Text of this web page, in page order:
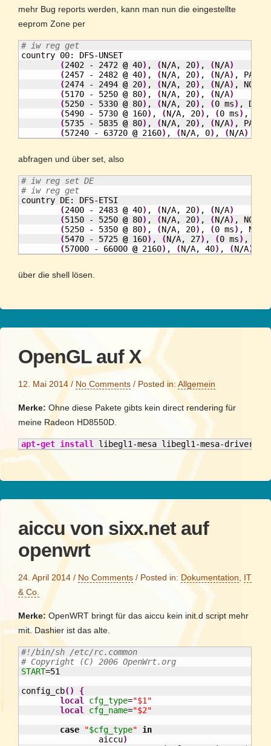
mehr Bug reports werden, kann man nun die eingestellte
eeprom Zone per
# iw reg get
country 00: DFS-UNSET
(2402 - 2472 @ 40) , (N/A, 20) , (N/A)
(2457 - 2482 @ 40) , (N/A, 20) , (N/A) ,
(2474 - 2494 @ 20) , (N/A, 20) , (N/A) , NO-
(5170 - 5250 @ 80) , (N/A, 20) , (N/A)
(5250 - 5330 @ 80) , (N/A, 20) , (0 ms) , DFS,
(5490 - 5730 @ 160) , (N/A, 20) , (0 ms) ,
(5735 - 5835 @ 80) , (N/A, 20) , (N/A) ,
(57240 - 63720 @ 2160) , (N/A, 0) , (N/A)
abfragen und über set, also
# iw reg set DE
# iw reg get
country DE: DFS-ETSI
(2400 - 2483 @ 40) , (N/A, 20) , (N/A)
(5150 - 5250 @ 80) , (N/A, 20) , (N/A) , NO-
(5250 - 5350 @ 80) , (N/A, 20) , (0 ms) , NO-
(5470 - 5725 @ 160) , (N/A, 27) , (0 ms) , DFS
(57000 - 66000 @ 2160) , (N/A, 40) , (N/A)
über die shell lösen.
OpenGL auf X
12. Mai 2014 / No Comments / Posted in:Allgemein
Merke: Ohne diese Pakete gibts kein direct rendering für
meine Radeon HD8550D.
apt-get install libegl1-mesa libegl1-mesa-drivers
aiccu von sixx.net auf
openwrt
24. April 2014 / No Comments / Posted in:Dokumentation
IT
& Co.
Merke: OpenWRT bringt für das aiccu kein init.d script mehr
mit. Dashier ist das alte.
#!/bin/sh /etc/rc.common
# Copyright (C) 2006 OpenWrt.org
START=51
config_cb( )
{
local
cfg_type="$1"
local
cfg_name="$2"
case
"$cfg_type"
in
		aiccu
)